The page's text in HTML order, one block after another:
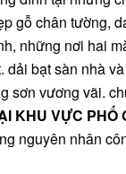
gỗ chân tường,
những nơi hai
dải bạt sàn nhà
sơn vương vãi.
KHU VỰC PHỐ
nguyên nhân